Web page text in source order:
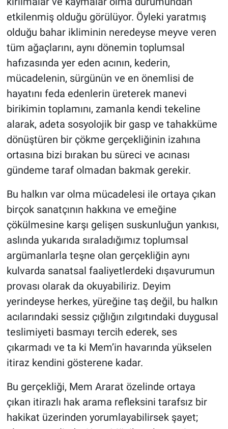
etkilenmiş olduğu görülüyor. Öyleki yaratmış
olduğu bahar ikliminin neredeyse meyve veren
tüm ağaçlarını, aynı dönemin toplumsal
hafızasında yer eden acının, kederin,
mücadelenin, sürgünün ve en önemlisi de
hayatını feda edenlerin üreterek manevi
birikimin toplamını, zamanla kendi tekeline
alarak, adeta sosyolojik bir gasp ve tahakküme
dönüştüren bir çökme gerçekliğinin izahına
ortasına bizi bırakan bu süreci ve acınası
gündeme taraf olmadan bakmak gerekir.
Bu halkın var olma mücadelesi ile ortaya çıkan
birçok sanatçının hakkına ve emeğine
çökülmesine karşı gelişen suskunluğun yankısı,
aslında yukarıda sıraladığımız toplumsal
argümanlarla teşne olan gerçekliğin aynı
kulvarda sanatsal faaliyetlerdeki dışavurumun
provası olarak da okuyabiliriz. Deyim
yerindeyse herkes, yüreğine taş değil, bu halkın
acılarındaki sessiz çığlığın zılgıtındaki duygusal
teslimiyeti basmayı tercih ederek, ses
çıkarmadı ve ta ki Mem’in havarında yükselen
itiraz kendini gösterene kadar.
Bu gerçekliği, Mem Ararat özelinde ortaya
çıkan itirazlı hak arama refleksini tarafsız bir
hakikat üzerinden yorumlayabilirsek şayet;